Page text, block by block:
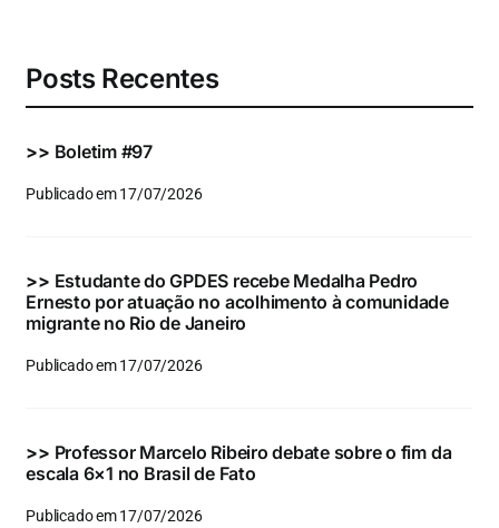
Posts Recentes
>> Boletim #97
Publicado em 17/07/2026
>> Estudante do GPDES recebe Medalha Pedro
Ernesto por atuação no acolhimento à comunidade
migrante no Rio de Janeiro
Publicado em 17/07/2026
>> Professor Marcelo Ribeiro debate sobre o fim da
escala 6×1 no Brasil de Fato
Publicado em 17/07/2026